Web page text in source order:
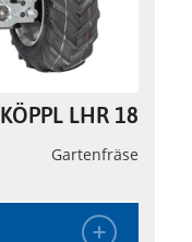
KÖPPL LHR 18
Gartenfräse